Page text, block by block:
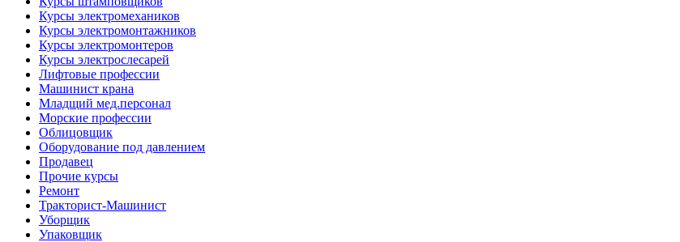
Курсы электромехаников
Курсы электромонтажников
Курсы электромонтеров
Курсы электрослесарей
Лифтовые профессии
Машинист крана
Младщий мед.персонал
Морские профессии
Облицовщик
Оборудование под давлением
Продавец
Прочие курсы
Ремонт
Тракторист-Машинист
Уборщик
Упаковщик